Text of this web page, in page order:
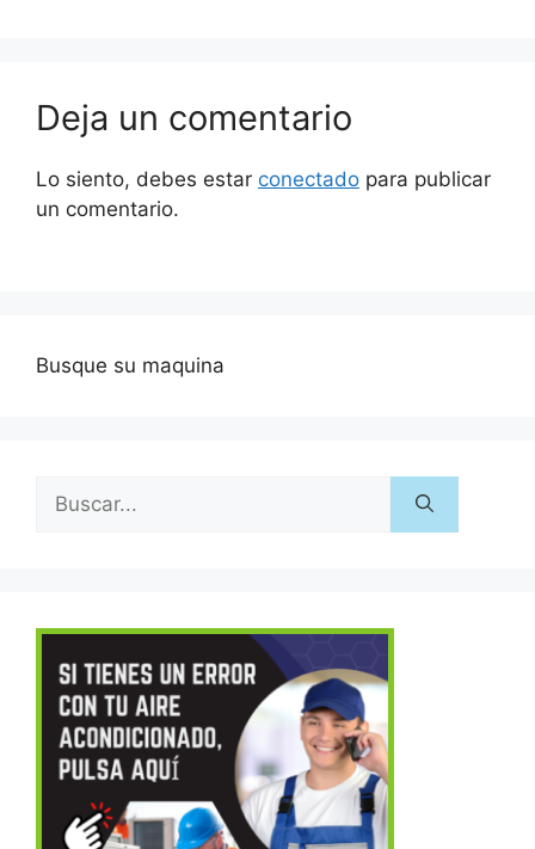
Deja un comentario
Lo siento, debes estar conectado para publicar
un comentario.
Busque su maquina